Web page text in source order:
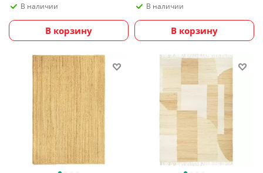
В наличии
В корзину
В наличии
В корзину